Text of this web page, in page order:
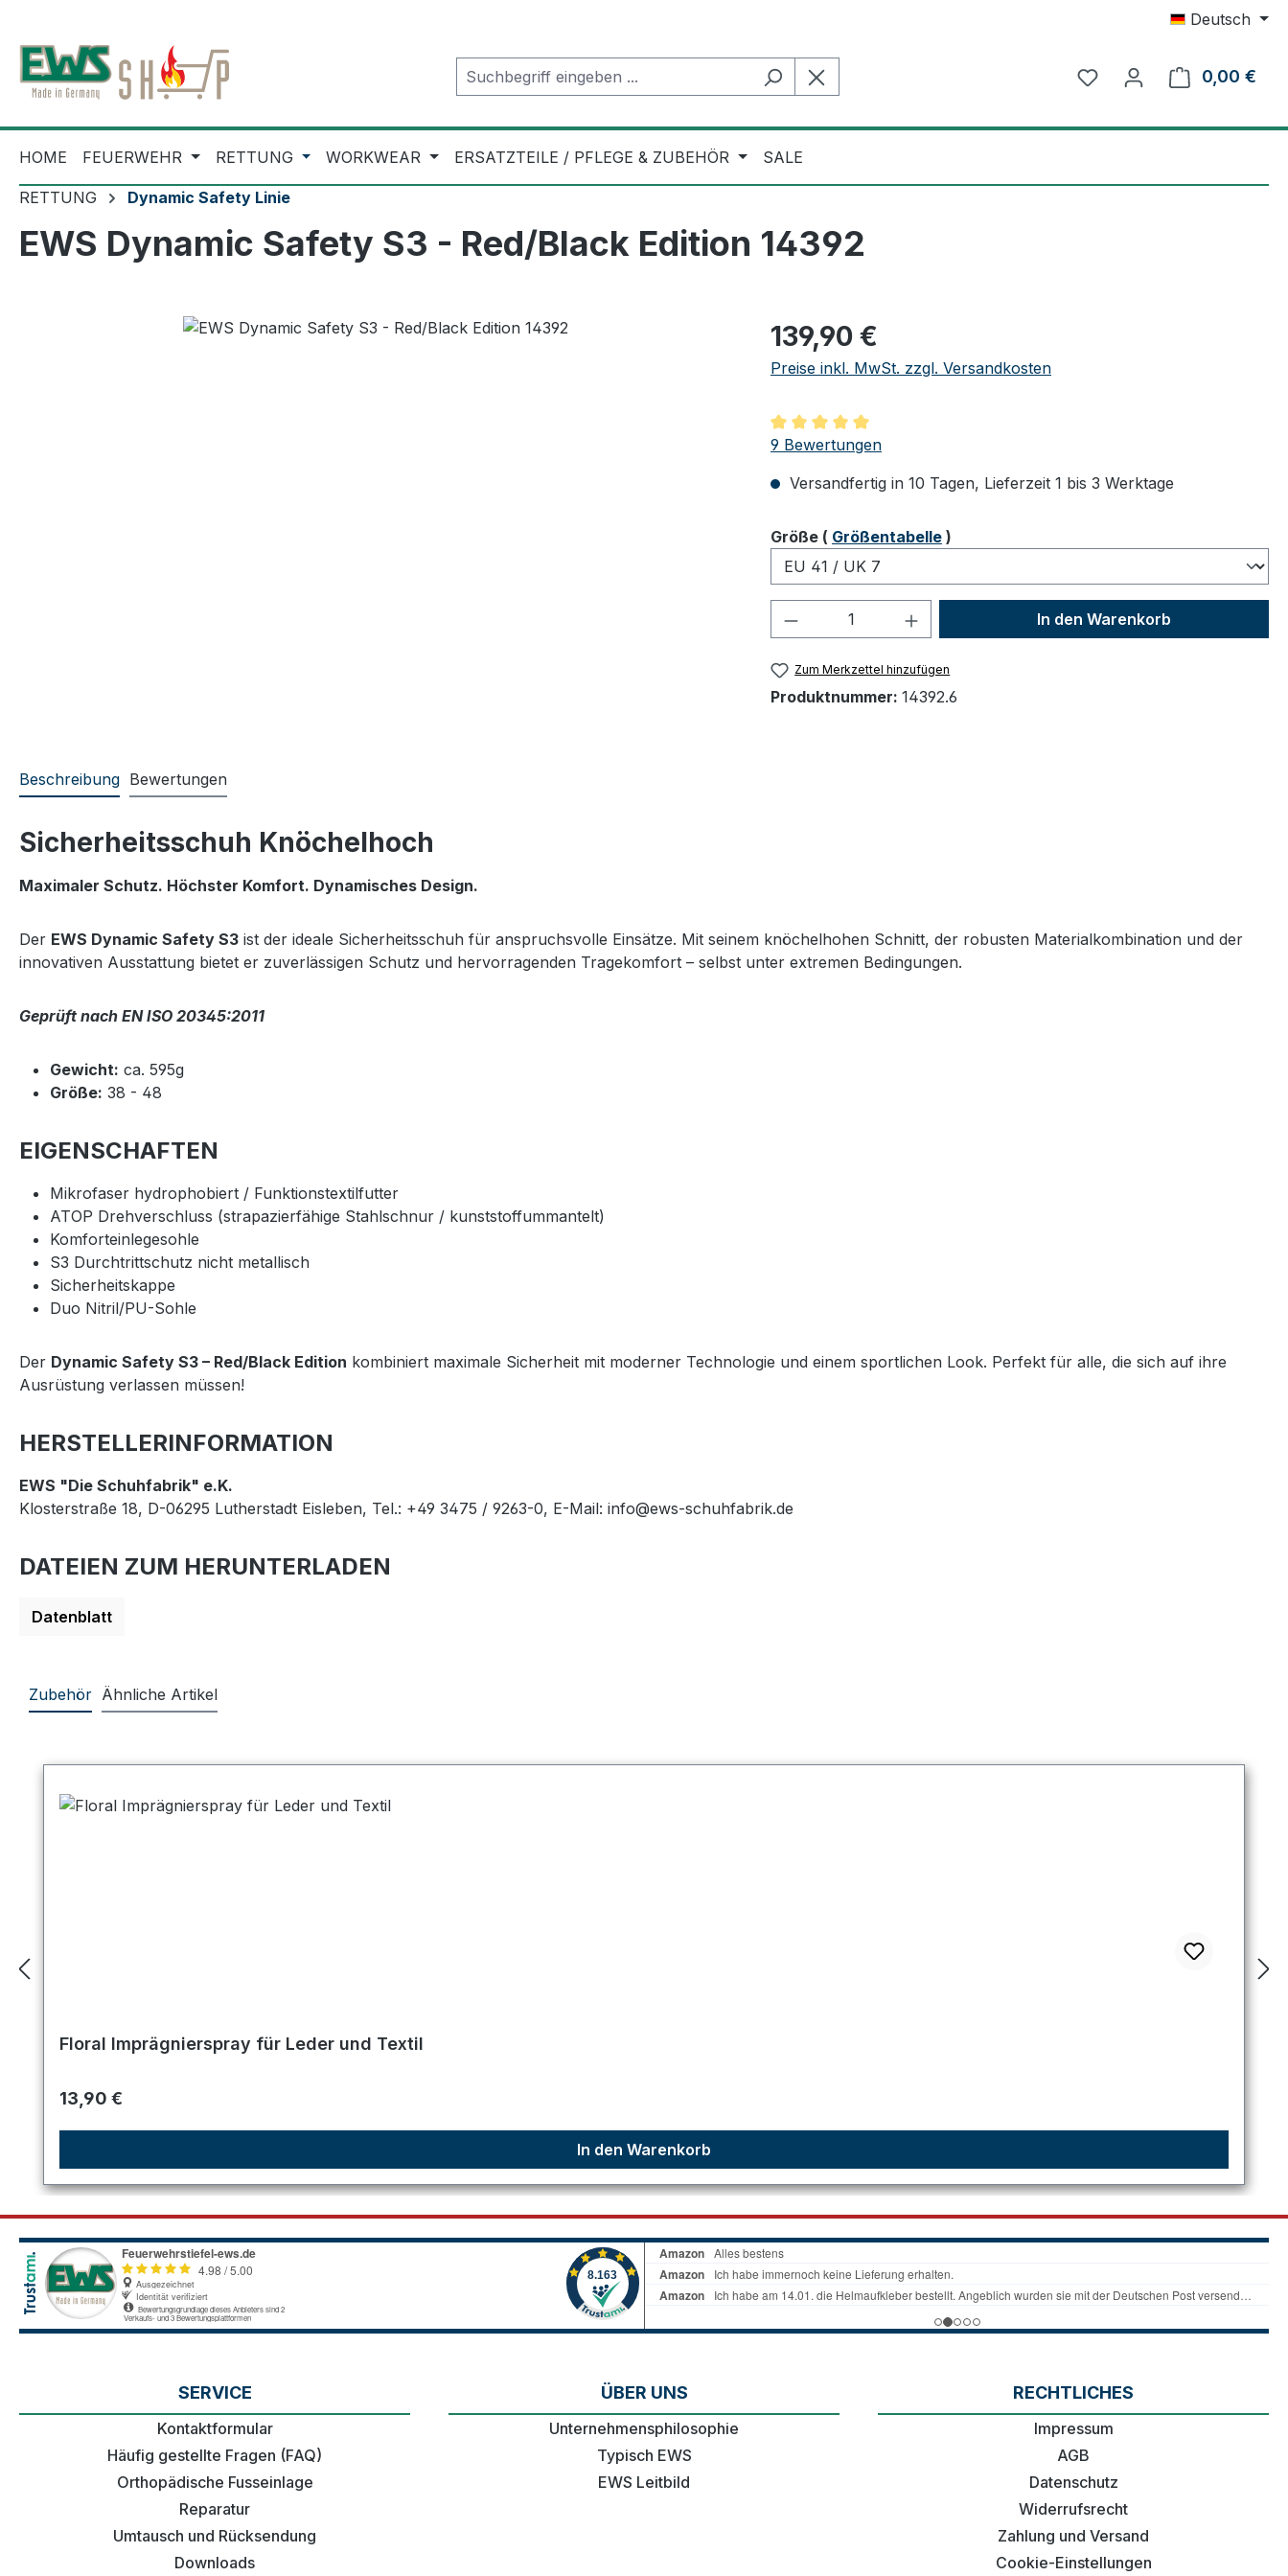
Deutsch
0,00 €
HOME FEUERWEHR RETTUNG WORKWEAR ERSATZTEILE / PFLEGE & ZUBEHÖR SALE
RETTUNG Dynamic Safety Linie
EWS Dynamic Safety S3 - Red/Black Edition 14392
Regulärer Preis:
139,90 €
Preise inkl. MwSt. zzgl. Versandkosten
Durchschnittliche Bewertung von 5 von 5 Sternen
9 Bewertungen
Versandfertig in 10 Tagen, Lieferzeit 1 bis 3 Werktage
Größeauswählen
( Größentabelle )
Produkt Anzahl: Gib den gewünschten Wert
In den Warenkorb
Zum Merkzettel hinzufügen
Produktnummer: 14392.6
Beschreibung Bewertungen
Sicherheitsschuh Knöchelhoch
Maximaler Schutz. Höchster Komfort. Dynamisches Design.
Der EWS Dynamic Safety S3 ist der ideale Sicherheitsschuh für anspruchsvolle Einsätze. Mit seinem knöchelhohen Schnitt, der robusten Materialkombination und der
innovativen Ausstattung bietet er zuverlässigen Schutz und hervorragenden Tragekomfort – selbst unter extremen Bedingungen.
Geprüft nach EN ISO 20345:2011
Gewicht: ca. 595g
Größe: 38 - 48
EIGENSCHAFTEN
Mikrofaser hydrophobiert / Funktionstextilfutter
ATOP Drehverschluss (strapazierfähige Stahlschnur / kunststoffummantelt)
Komforteinlegesohle
S3 Durchtrittschutz nicht metallisch
Sicherheitskappe
Duo Nitril/PU-Sohle
Der Dynamic Safety S3 – Red/Black Edition kombiniert maximale Sicherheit mit moderner Technologie und einem sportlichen Look. Perfekt für alle, die sich auf ihre
Ausrüstung verlassen müssen!
HERSTELLERINFORMATION
EWS "Die Schuhfabrik" e.K.
Klosterstraße 18, D-06295 Lutherstadt Eisleben, Tel.: +49 3475 / 9263-0, E-Mail: info@ews-schuhfabrik.de
DATEIEN ZUM HERUNTERLADEN
Datenblatt
Zubehör Ähnliche Artikel
Floral Imprägnierspray für Leder und Textil
Regulärer Preis:
13,90 €
In den Warenkorb
SERVICE
Kontaktformular
Häufig gestellte Fragen (FAQ)
Orthopädische Fusseinlage
Reparatur
Umtausch und Rücksendung
Downloads
ÜBER UNS
Unternehmensphilosophie
Typisch EWS
EWS Leitbild
RECHTLICHES
Impressum
AGB
Datenschutz
Widerrufsrecht
Zahlung und Versand
Cookie-Einstellungen